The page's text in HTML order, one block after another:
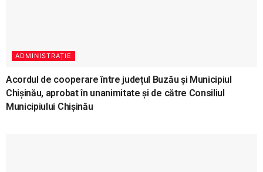
ADMINISTRAȚIE
Acordul de cooperare între județul Buzău şi Municipiul
Chișinău, aprobat în unanimitate și de către Consiliul
Municipiului Chișinău